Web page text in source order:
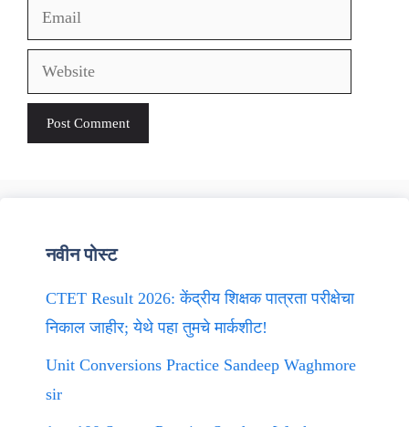
Email
Website
नवीन पोस्ट
CTET Result 2026: केंद्रीय शिक्षक पात्रता परीक्षेचा
निकाल जाहीर; येथे पहा तुमचे मार्कशीट!
Unit Conversions Practice Sandeep Waghmore
sir